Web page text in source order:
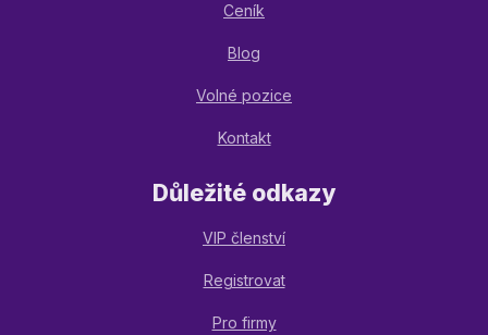
Ceník
Blog
Volné pozice
Kontakt
Důležité odkazy
VIP členství
Registrovat
Pro firmy